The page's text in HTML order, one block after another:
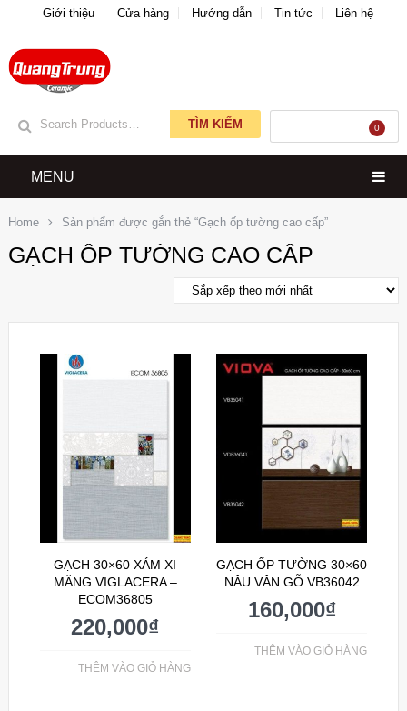
Giới thiệu Cửa hàng Hướng dẫn Tin tức Liên hệ
0
TÌM KIẾM
MENU
Home Sản phẩm được gắn thẻ “Gạch ốp tường cao cấp”
GẠCH ỐP TƯỜNG CAO CẤP
GẠCH 30×60 XÁM XI
MĂNG VIGLACERA –
ECOM36805
220,000₫
THÊM VÀO GIỎ HÀNG
GẠCH ỐP TƯỜNG 30×60
NÂU VÂN GỖ VB36042
160,000₫
THÊM VÀO GIỎ HÀNG